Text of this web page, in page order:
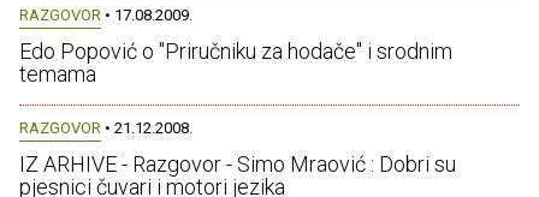
RAZGOVOR • 17.08.2009.
Edo Popović o "Priručniku za hodače" i srodnim
temama
RAZGOVOR • 21.12.2008.
IZ ARHIVE - Razgovor - Simo Mraović : Dobri su
pjesnici čuvari i motori jezika